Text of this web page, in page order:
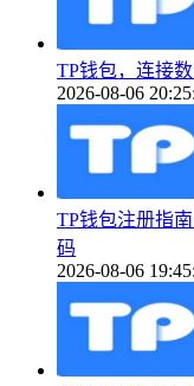
TP钱包，连接
2026-08-06
TP钱包注册指
码
2026-08-06